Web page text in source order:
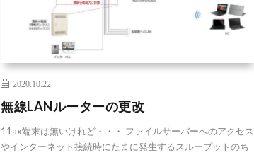
2020.10.22
無線LANルーターの更改
11ax端末は無いけれど・・・ ファイルサーバーへのアクセス
やインターネット接続時にたまに発生するスループットのち